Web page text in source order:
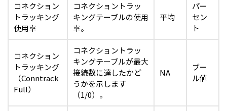
コネクション
トラッキング
使用率
コネクショントラッ
キングテーブルの使用
率。
平均
パー
セン
ト
コネクション
トラッキング
（Conntrack
Full）
コネクショントラッ
キングテーブルが最大
接続数に達したかど
うかを示します
（1/0）。
NA
ブー
ル値